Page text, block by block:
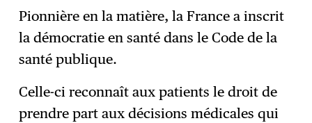
Pionnière en la matière, la France a inscrit
la démocratie en santé dans le Code de la
santé publique.
Celle-ci reconnaît aux patients le droit de
prendre part aux décisions médicales qui